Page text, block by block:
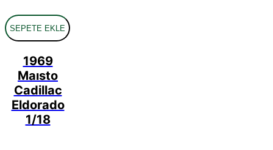
SEPETE EKLE
1969
Maısto
Cadillac
Eldorado
1/18